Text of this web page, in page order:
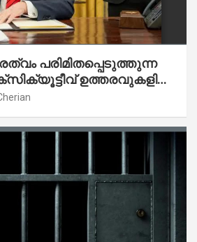
പരിമിതപ്പെടുത്തുന്ന
ഉത്തരവുകളിൽ